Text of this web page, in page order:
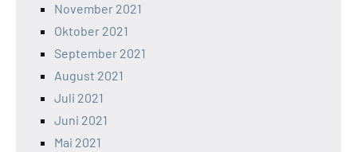
November 2021
Oktober 2021
September 2021
August 2021
Juli 2021
Juni 2021
Mai 2021